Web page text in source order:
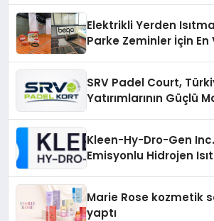
Elektrikli Yerden
Parke Zeminler İçin En
SRV Padel Court,
Yatırımlarının Güçlü
Kleen-Hy-Dro-Gen
Emisyonlu Hidrojen
Marie Rose kozmetik
yaptı